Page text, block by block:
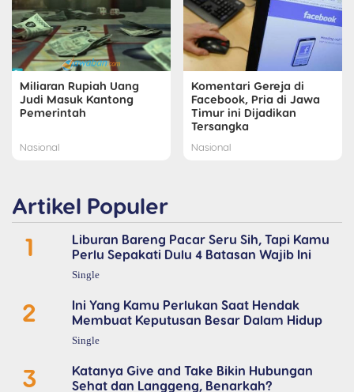
Miliaran Rupiah Uang
Judi Masuk Kantong
Pemerintah
Nasional
Komentari Gereja di
Facebook, Pria di Jawa
Timur ini Dijadikan
Tersangka
Nasional
Artikel Populer
1
Liburan Bareng Pacar Seru Sih, Tapi Kamu
Perlu Sepakati Dulu 4 Batasan Wajib Ini
Single
2
Ini Yang Kamu Perlukan Saat Hendak
Membuat Keputusan Besar Dalam Hidup
Single
3
Katanya Give and Take Bikin Hubungan
Sehat dan Langgeng, Benarkah?